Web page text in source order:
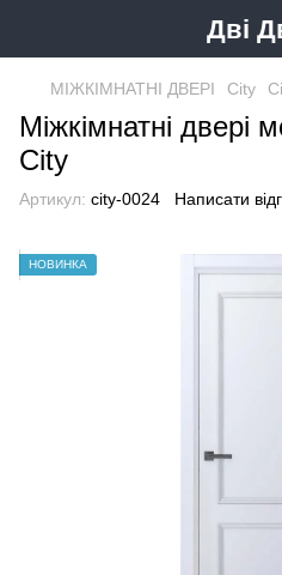
Дві
МІЖКІМНАТНІ ДВЕРІ City
Міжкімнатні двері
City
Артикул: city-0024 Написати
НОВИНКА